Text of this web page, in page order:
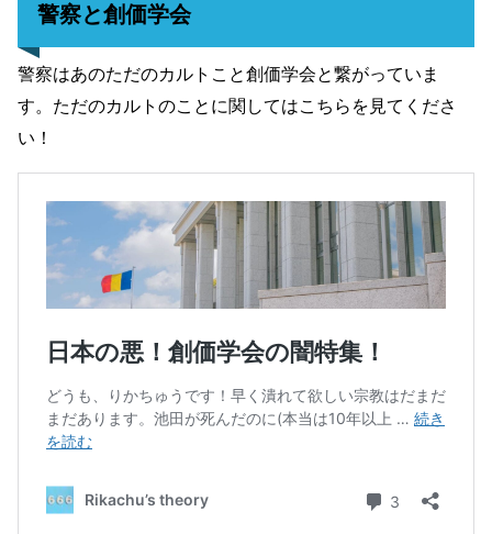
警察と創価学会
警察はあのただのカルトこと創価学会と繋がっていま
す。ただのカルトのことに関してはこちらを見てくださ
い！